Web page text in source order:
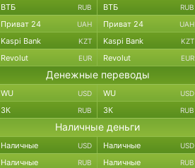
ВТБ RUB ВТБ RUB
Приват 24 UAH Приват 24 UAH
Kaspi Bank KZT Kaspi Bank KZT
Revolut EUR Revolut EUR
Денежные переводы
WU USD WU USD
ЗК RUB ЗК RUB
Наличные деньги
Наличные USD Наличные USD
Наличные RUB Наличные RUB